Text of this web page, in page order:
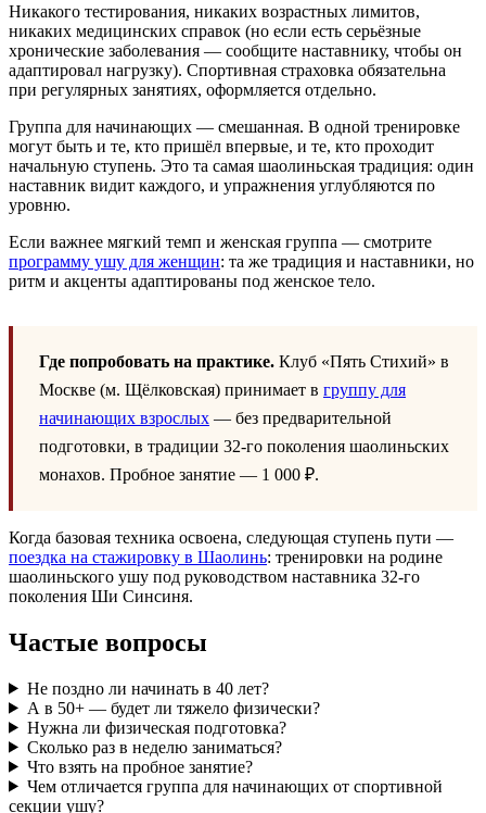
Никакого тестирования, никаких возрастных лимитов,
никаких медицинских справок (но если есть серьёзные
хронические заболевания — сообщите наставнику, чтобы он
адаптировал нагрузку). Спортивная страховка обязательна
при регулярных занятиях, оформляется отдельно.
Группа для начинающих — смешанная. В одной тренировке
могут быть и те, кто пришёл впервые, и те, кто проходит
начальную ступень. Это та самая шаолиньская традиция: один
наставник видит каждого, и упражнения углубляются по
уровню.
Если важнее мягкий темп и женская группа — смотрите
программу ушу для женщин: та же традиция и наставники, но
ритм и акценты адаптированы под женское тело.
Где попробовать на практике. Клуб «Пять Стихий» в
Москве (м. Щёлковская) принимает в группу для
начинающих взрослых — без предварительной
подготовки, в традиции 32-го поколения шаолиньских
монахов. Пробное занятие — 1 000 ₽.
Когда базовая техника освоена, следующая ступень пути —
поездка на стажировку в Шаолинь: тренировки на родине
шаолиньского ушу под руководством наставника 32-го
поколения Ши Синсиня.
Частые вопросы
Не поздно ли начинать в 40 лет?
А в 50+ — будет ли тяжело физически?
Нужна ли физическая подготовка?
Сколько раз в неделю заниматься?
Что взять на пробное занятие?
Чем отличается группа для начинающих от спортивной
секции ушу?